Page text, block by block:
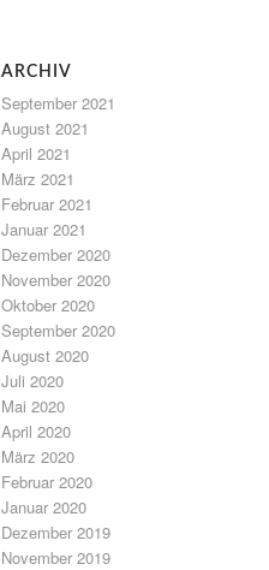
ARCHIV
September 2021
August 2021
April 2021
März 2021
Februar 2021
Januar 2021
Dezember 2020
November 2020
Oktober 2020
September 2020
August 2020
Juli 2020
Mai 2020
April 2020
März 2020
Februar 2020
Januar 2020
Dezember 2019
November 2019